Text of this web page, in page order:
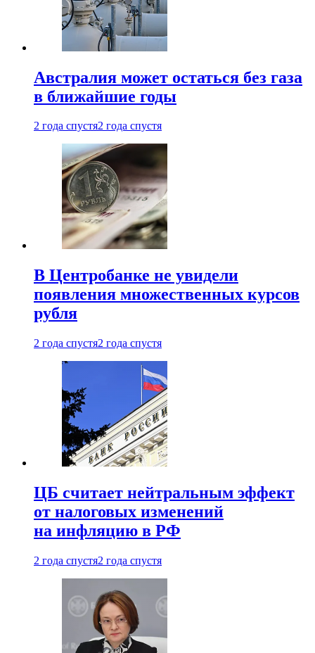
Австралия может остаться без газа
в ближайшие годы
2 года спустя2 года спустя
В Центробанке не увидели
появления множественных курсов
рубля
2 года спустя2 года спустя
ЦБ считает нейтральным эффект
от налоговых изменений
на инфляцию в РФ
2 года спустя2 года спустя